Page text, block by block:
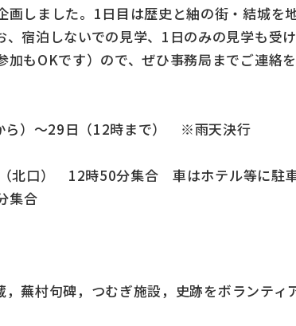
しました。1日目は歴史と紬の街・結城を
宿泊しないでの見学、1日のみの見学も受
もOKです）ので、ぜひ事務局までご連絡
）～29日（12時まで） ※雨天決行
口） 12時50分集合 車はホテル等に駐車
集合
村句碑，つむぎ施設，史跡をボランティ